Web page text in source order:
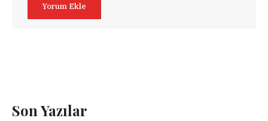
Son Yazılar